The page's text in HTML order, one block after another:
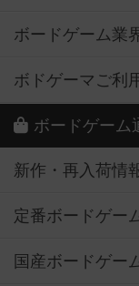
ボードゲーム業
ボドゲーマご利
ボードゲーム
新作・再入荷情
定番ボードゲー
国産ボードゲー